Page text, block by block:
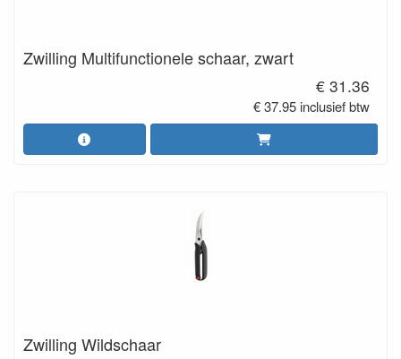
Zwilling Multifunctionele schaar, zwart
€ 31.36
€ 37.95 inclusief btw
Zwilling Wildschaar